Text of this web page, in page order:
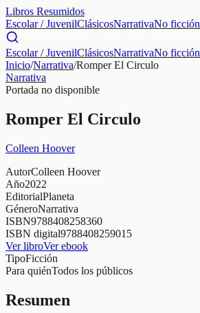
Libros Resumidos
Escolar / JuvenilClásicosNarrativaNo ficción
Escolar / JuvenilClásicosNarrativaNo ficción
Inicio/Narrativa/Romper El Circulo
Narrativa
Portada no disponible
Romper El Circulo
Colleen Hoover
AutorColleen Hoover
Año2022
EditorialPlaneta
GéneroNarrativa
ISBN9788408258360
ISBN digital9788408259015
Ver libroVer ebook
TipoFicción
Para quiénTodos los públicos
Resumen